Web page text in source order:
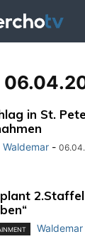
in St.
Waldemar -
2.Staffel
Waldemar